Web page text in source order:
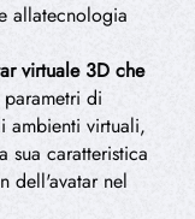
allatecnologia
virtuale 3D che
di
ambienti virtuali,
sua caratteristica
dell'avatar nel